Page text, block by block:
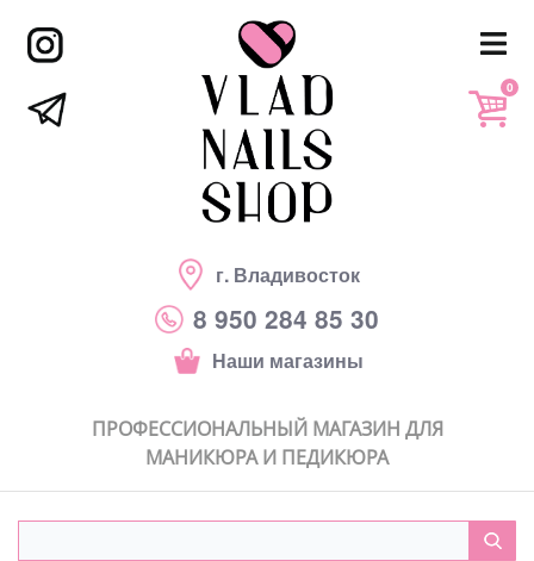
г. Владивосток
8 950 284 85 30
Наши магазины
0
ПРОФЕССИОНАЛЬНЫЙ МАГАЗИН ДЛЯ
МАНИКЮРА И ПЕДИКЮРА